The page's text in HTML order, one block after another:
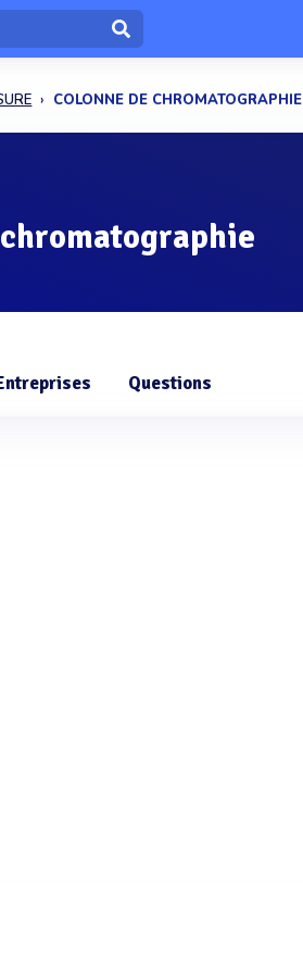
COLONNE DE CHROMATOGRAPHIE
Questions